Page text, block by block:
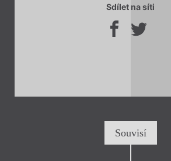
Sdílet na síti
Souvisí